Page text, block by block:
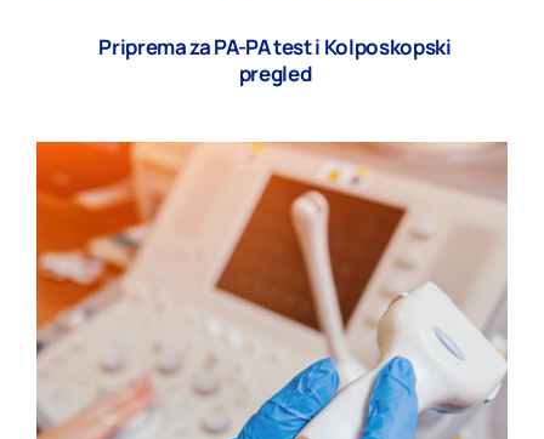
Priprema za PA-PA test i Kolposkopski
pregled